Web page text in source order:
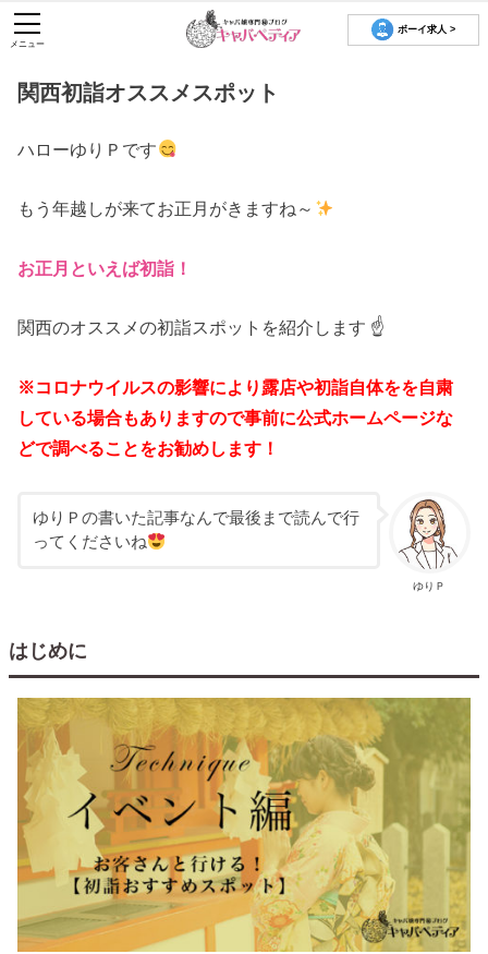
ボーイ求人 >
メニュー
関西初詣オススメスポット
ハローゆりＰです
もう年越しが来てお正月がきますね～
お正月といえば初詣！
関西のオススメの初詣スポットを紹介します ☝️
※コロナウイルスの影響により露店や初詣自体をを自粛
している場合もありますので事前に公式ホームページな
どで調べることをお勧めします！
ゆりＰ
ゆりＰの書いた記事なんで最後まで読んで行
ってくださいね
はじめに